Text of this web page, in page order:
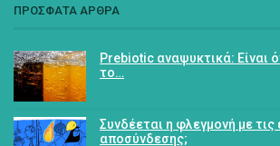
ΠΡΟΣΦΑΤΑ ΑΡΘΡΑ
Prebiotic αναψυκτικά: Είναι
το…
Συνδέεται η φλεγμονή με τις
αποσύνδεσης;